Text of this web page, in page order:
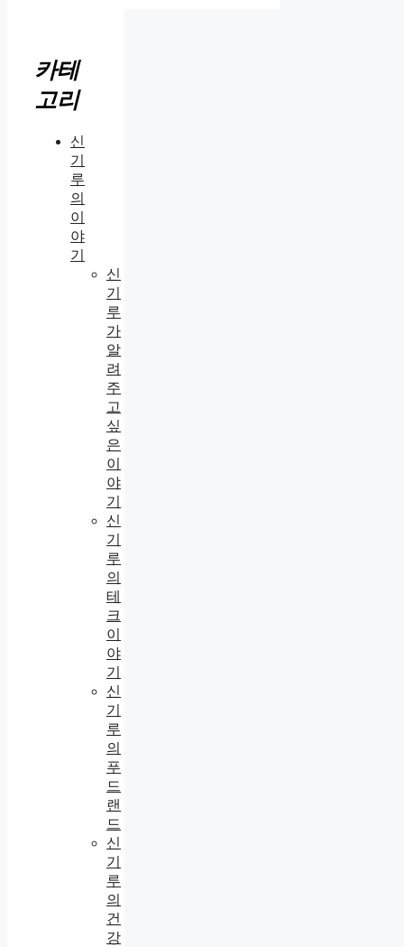
카테
고리
신
기
루
의
이
야
기
신
기
루
가
알
려
주
고
싶
은
이
야
기
신
기
루
의
테
크
이
야
기
신
기
루
의
푸
드
랜
드
신
기
루
의
건
강